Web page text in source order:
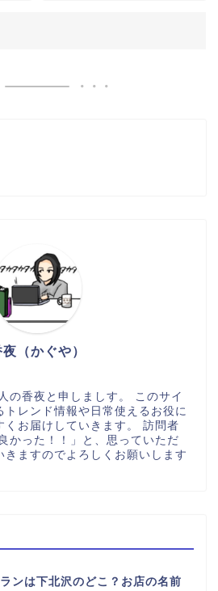
（かぐや）
の香夜と申しましす。 このサイ
トレンド情報や日常使えるお役に
くお届けしていきます。 訪問者
かった！！」と、思っていただ
きますのでよろしくお願いします
ンは下北沢のどこ？お店の名前